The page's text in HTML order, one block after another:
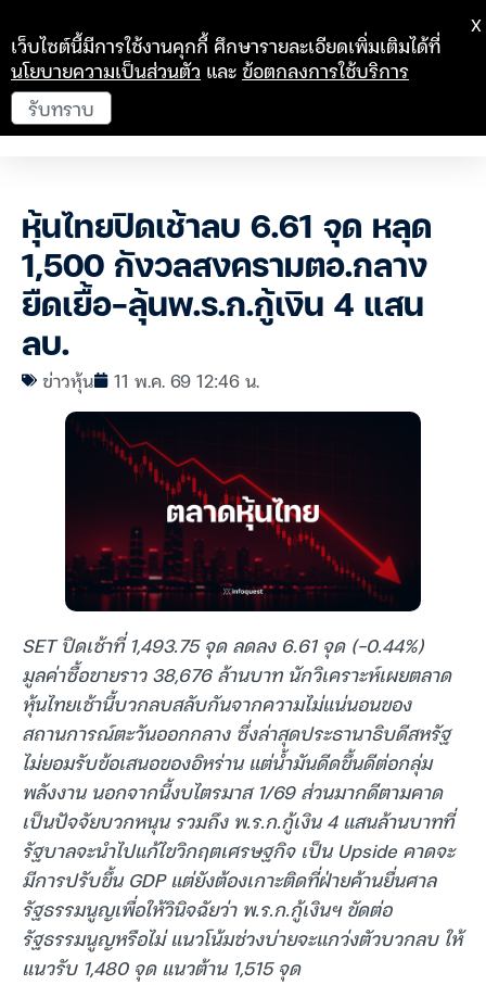
หุ้นไทยปิดเช้าลบ 6.61 จุด หลุด
1,500 กังวลสงครามตอ.กลาง
ยืดเยื้อ-ลุ้นพ.ร.ก.กู้เงิน 4 แสน
ลบ.
ข่าวหุ้น 11 พ.ค. 69 12:46 น.
SET ปิดเช้าที่ 1,493.75 จุด ลดลง 6.61 จุด (-0.44%)
มูลค่าซื้อขายราว 38,676 ล้านบาท นักวิเคราะห์เผยตลาด
หุ้นไทยเช้านี้บวกลบสลับกันจากความไม่แน่นอนของ
สถานการณ์ตะวันออกกลาง ซึ่งล่าสุดประธานาธิบดีสหรัฐ
ไม่ยอมรับข้อเสนอของอิหร่าน แต่น้ำมันดีดขึ้นดีต่อกลุ่ม
พลังงาน นอกจากนี้งบไตรมาส 1/69 ส่วนมากดีตามคาด
เป็นปัจจัยบวกหนุน รวมถึง พ.ร.ก.กู้เงิน 4 แสนล้านบาทที่
รัฐบาลจะนำไปแก้ไขวิกฤตเศรษฐกิจ เป็น Upside คาดจะ
มีการปรับขึ้น GDP แต่ยังต้องเกาะติดที่ฝ่ายค้านยื่นศาล
รัฐธรรมนูญเพื่อให้วินิจฉัยว่า พ.ร.ก.กู้เงินฯ ขัดต่อ
รัฐธรรมนูญหรือไม่ แนวโน้มช่วงบ่ายจะแกว่งตัวบวกลบ ให้
แนวรับ 1,480 จุด แนวต้าน 1,515 จุด
เว็บไซต์นี้มีการใช้งานคุกกี้ ศึกษารายละเอียดเพิ่มเติมได้ที่
นโยบายความเป็นส่วนตัว และข้อตกลงการใช้บริการ
รับทราบ
X